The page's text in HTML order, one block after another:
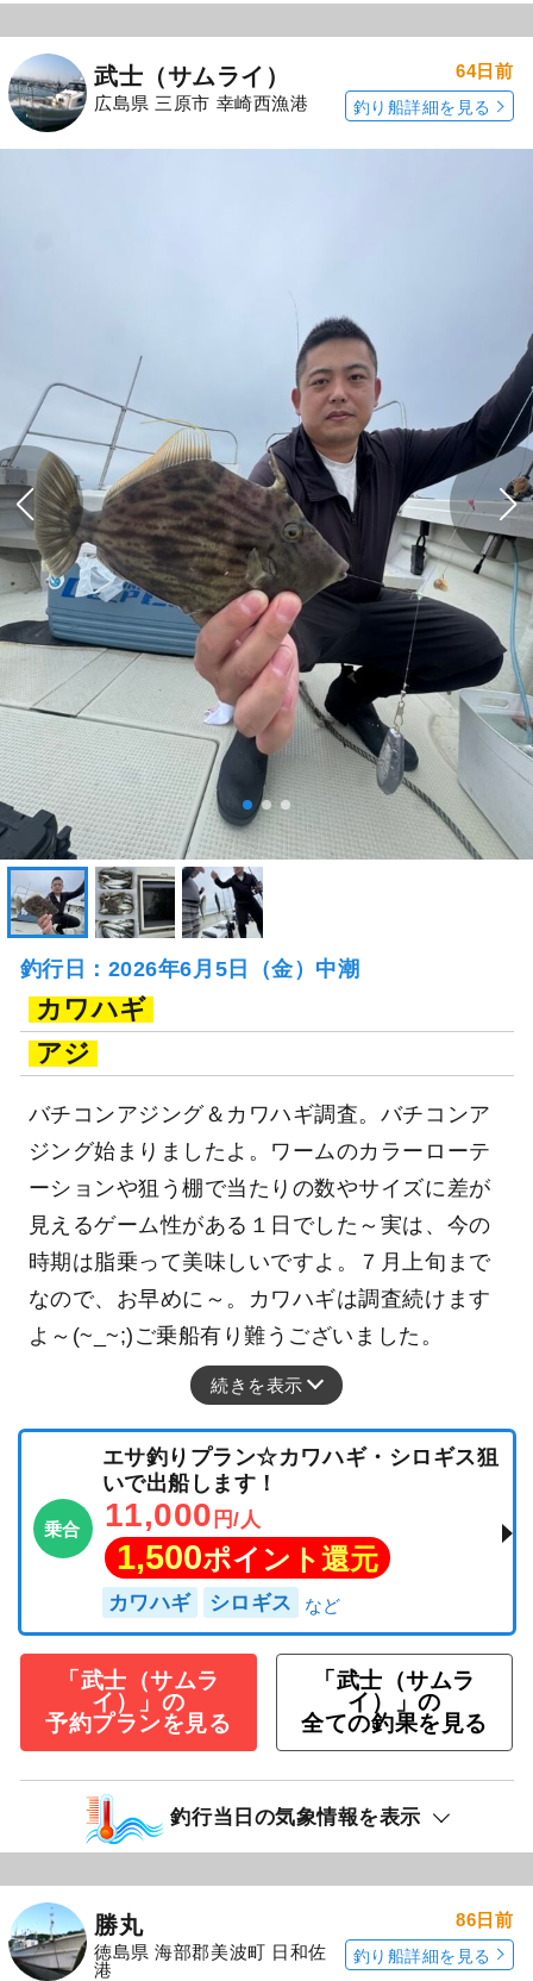
武士（サムライ）
広島県 三原市 幸崎西漁港
64日前
釣り船詳細を見る
釣行日：2026年6月5日（金）中潮
カワハギ
アジ
バチコンアジング＆カワハギ調査。バチコンア
ジング始まりましたよ。ワームのカラーローテ
ーションや狙う棚で当たりの数やサイズに差が
見えるゲーム性がある１日でした～実は、今の
時期は脂乗って美味しいですよ。７月上旬まで
なので、お早めに～。カワハギは調査続けます
よ～(~_~;)ご乗船有り難うございました。
続きを表示
乗合
エサ釣りプラン☆カワハギ・シロギス狙
いで出船します！
11,000 円/人
1,500ポイント還元
カワハギ シロギス
「武士（サムラ
イ）」の
予約プランを見る
「武士（サムラ
イ）」の
全ての釣果を見る
釣行当日の気象情報を表示
勝丸
徳島県 海部郡美波町 日和佐
港
86日前
釣り船詳細を見る